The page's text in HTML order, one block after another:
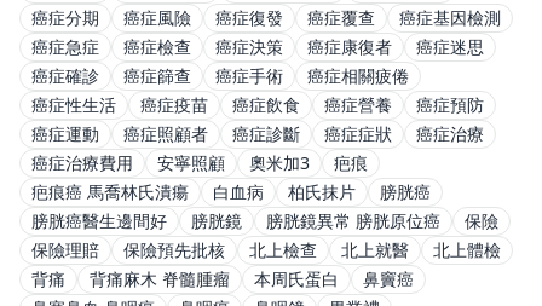
癌症分期
癌症風險 癌症復發 癌症覆查
癌症基因檢測
癌症急症
癌症檢查 癌症決策 癌症康復者
癌症迷思
癌症確診
癌症篩查 癌症手術
癌症相關疲倦
癌症性生活
癌症疫苗 癌症飲食 癌症營養
癌症預防
癌症運動
癌症照顧者 癌症診斷 癌症症狀
癌症治療
癌症治療費用
安寧照顧 奧米加3
疤痕
疤痕癌 馬喬林氏潰瘍
白血病 柏氏抹片
膀胱癌
膀胱癌醫生邊間好
膀胱鏡 膀胱鏡異常 膀胱原位癌
保險
保險理賠
保險預先批核 北上檢查 北上就醫
北上體檢
背痛
背痛麻木 脊髓腫瘤 本周氏蛋白
鼻竇癌